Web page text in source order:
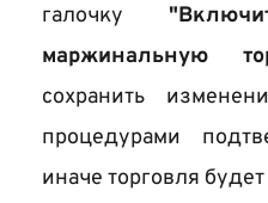
галочку
маржинальную
сохранить
процедурами
иначе торговля